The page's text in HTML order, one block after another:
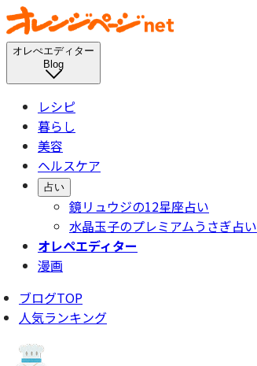
オレぺエディター
Blog
レシピ
暮らし
美容
ヘルスケア
占い
鏡リュウジの12星座占い
水晶玉子のプレミアムうさぎ占い
オレペエディター
漫画
ブログTOP
人気ランキング